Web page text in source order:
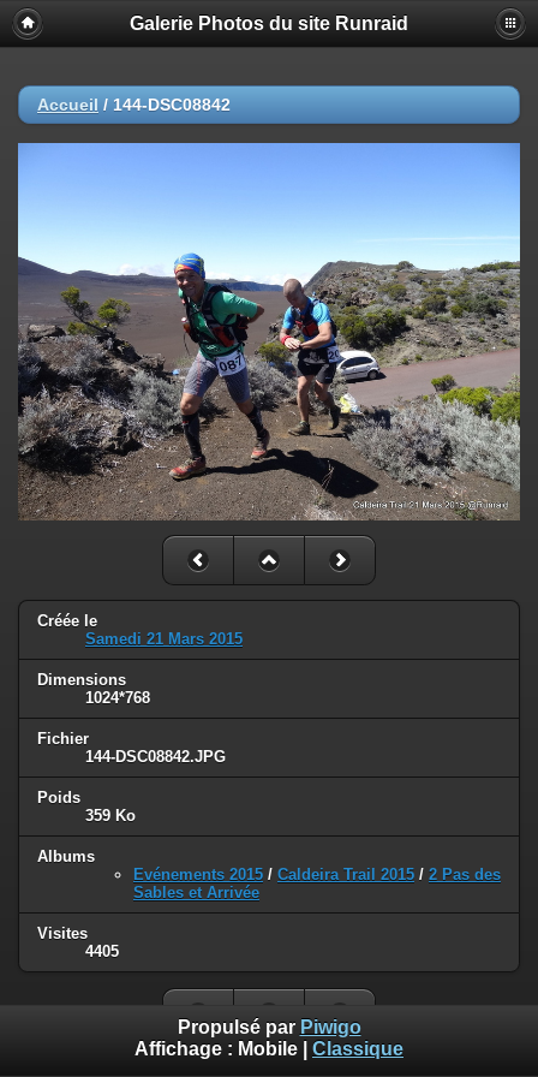
Galerie Photos du site Runraid
Accueil / 144-DSC08842
Créée le
Samedi 21 Mars 2015
Dimensions
1024*768
Fichier
144-DSC08842.JPG
Poids
359 Ko
Albums
Evénements 2015 / Caldeira Trail 2015 / 2 Pas des
Sables et Arrivée
Visites
4405
Propulsé par Piwigo
Affichage : Mobile Classique